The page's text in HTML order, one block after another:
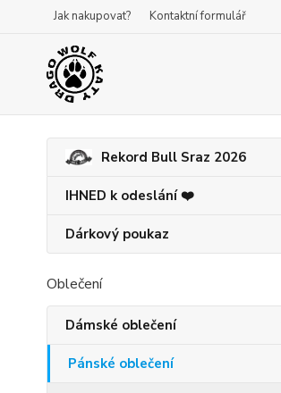
Jak nakupovat? Kontaktní formulář
Rekord Bull Sraz 2026
IHNED k odeslání ❤️
Dárkový poukaz
Oblečení
Dámské oblečení
Pánské oblečení